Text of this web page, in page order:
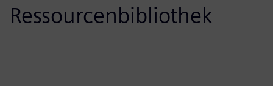
Ressourcenbibliothek